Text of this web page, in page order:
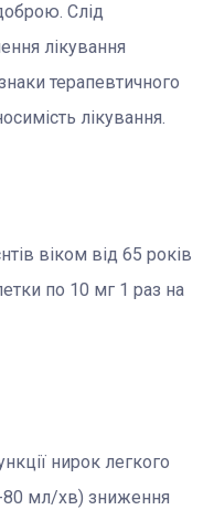
Слід
лікування
терапевтичного
лікування.
віком від 65 років
по 10 мг 1 раз на
нирок легкого
80 мл/хв) зниження